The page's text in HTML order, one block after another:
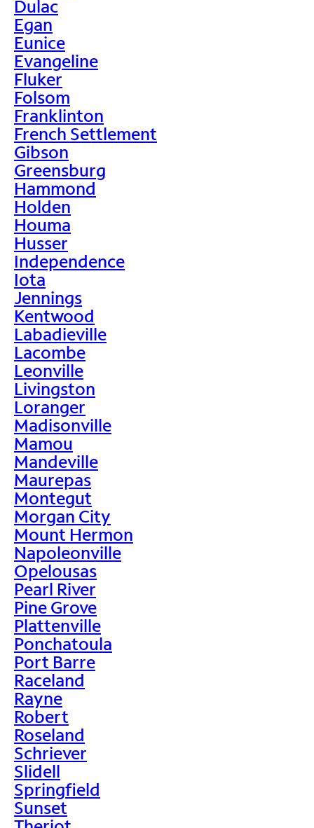
Dulac
Egan
Eunice
Evangeline
Fluker
Folsom
Franklinton
French Settlement
Gibson
Greensburg
Hammond
Holden
Houma
Husser
Independence
Iota
Jennings
Kentwood
Labadieville
Lacombe
Leonville
Livingston
Loranger
Madisonville
Mamou
Mandeville
Maurepas
Montegut
Morgan City
Mount Hermon
Napoleonville
Opelousas
Pearl River
Pine Grove
Plattenville
Ponchatoula
Port Barre
Raceland
Rayne
Robert
Roseland
Schriever
Slidell
Springfield
Sunset